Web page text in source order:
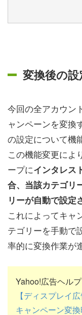
変換後の
今回の全アカウン
ャンペーンを変換
の設定について機
この機能変更によ
ープにインタレス
合、当該カテゴリ
リーが自動で設定
これによってキャ
テゴリーを手動で
率的に変換作業が
Yahoo!広告ヘルプ
【ディスプレイ
キャンペーン変